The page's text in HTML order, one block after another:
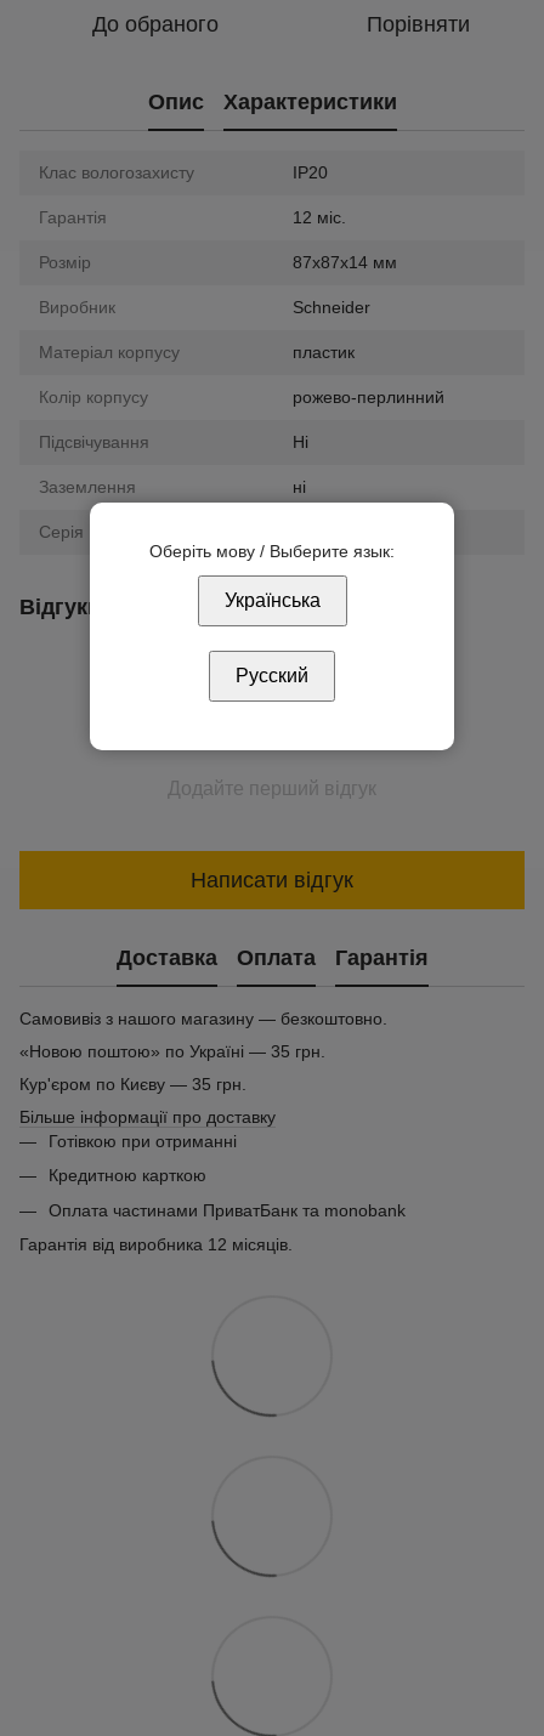
До обраного Порівняти
Опис Характеристики
Клас вологозахисту IP20
Гарантія 12 міс.
Розмір 87х87х14 мм
Виробник Schneider
Матеріал корпусу пластик
Колір корпусу рожево-перлинний
Підсвічування Ні
Заземлення ні
Серія
Відгуки
Додайте перший відгук
Написати відгук
Доставка Оплата Гарантія
Самовивіз з нашого магазину — безкоштовно.
«Новою поштою» по Україні — 35 грн.
Кур'єром по Києву — 35 грн.
Більше інформації про доставку
Готівкою при отриманні
Кредитною карткою
Оплата частинами ПриватБанк та monobank
Гарантія від виробника 12 місяців.
Оберіть мову / Выберите язык:
Українська
Русский